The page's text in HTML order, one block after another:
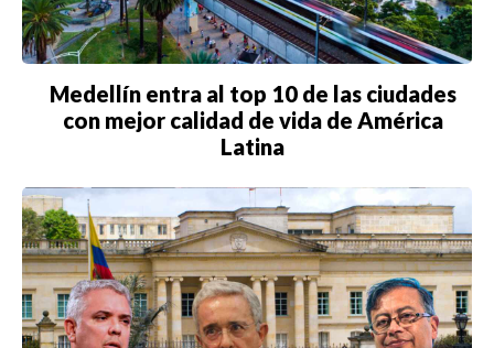
Medellín entra al top 10 de las ciudades
con mejor calidad de vida de América
Latina